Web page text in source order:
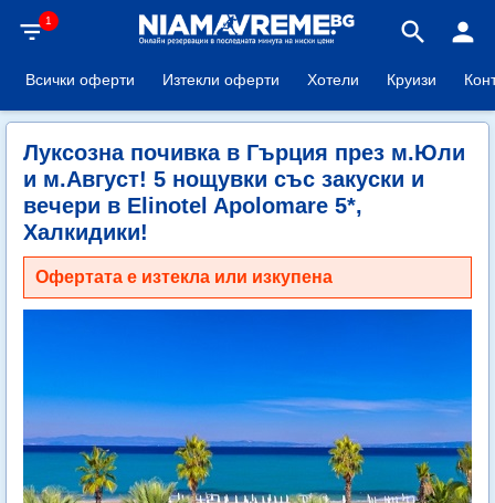
filter_list1 search person
Всички оферти Изтекли оферти Хотели Круизи
Луксозна почивка в Гърция през м.Юли
и м.Август! 5 нощувки със закуски и
вечери в Elinotel Apolomare 5*,
Халкидики!
Офертата е изтекла или изкупена